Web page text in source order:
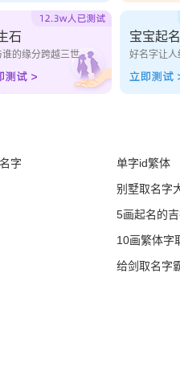
石
谁的缘分跨越三世
宝宝起名
好名字让人
字
单字id繁体
别墅取名字
5画起名的
10画繁体字
给剑取名字